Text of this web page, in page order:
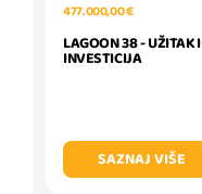
477.000,00 €
LAGOON 38 - UŽITAK I
INVESTICIJA
SAZNAJ VIŠE